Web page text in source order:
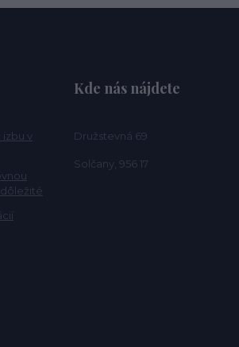
v
Kde nás nájdete
Družstevná 69
Solčany, 956 17